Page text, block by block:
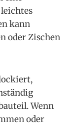
kann
oder Zischen
Wenn
oder